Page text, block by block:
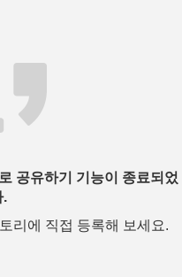
공유하기 기능이 종료되었
.
리에 직접 등록해 보세요.